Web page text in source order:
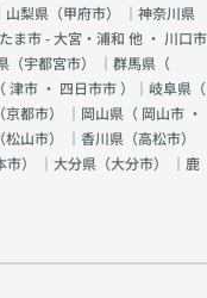
山梨県（甲府市） ｜神奈川県
ま市 - 大宮・浦和 他 ・ 川口市
（宇都宮市） ｜群馬県（
津市 ・ 四日市市）｜岐阜県（
京都市） ｜岡山県（ 岡山市 ・
松山市） ｜香川県（高松市）
市） ｜大分県（大分市） ｜鹿